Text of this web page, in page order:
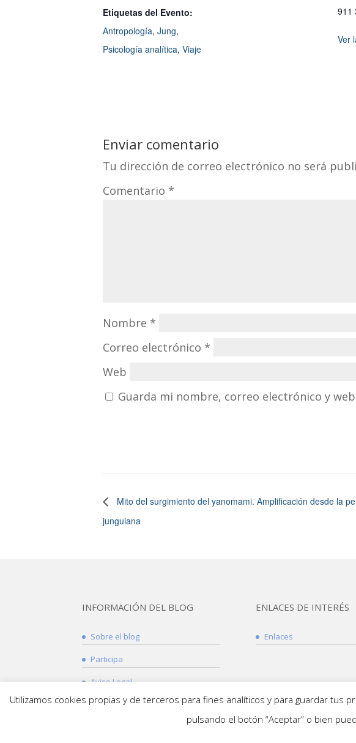
Etiquetas del Evento:
Antropología, Jung,
Psicología analítica, Viaje
911
Ver
Enviar comentario
Tu dirección de correo electrónico no será
Comentario *
Nombre *
Correo electrónico *
Web
Guarda mi nombre, correo electrónico y
Mito del surgimiento del yanomami. Amplificación desde la
junguiana
INFORMACIÓN DEL BLOG
Sobre el blog
Participa
Aviso Legal
Política de Privacidad y Cookies
ENLACES DE INTERÉS
Enlaces
Utilizamos cookies propias y de terceros para fines analíticos y para guardar tus
pulsando el botón “Aceptar” o bien